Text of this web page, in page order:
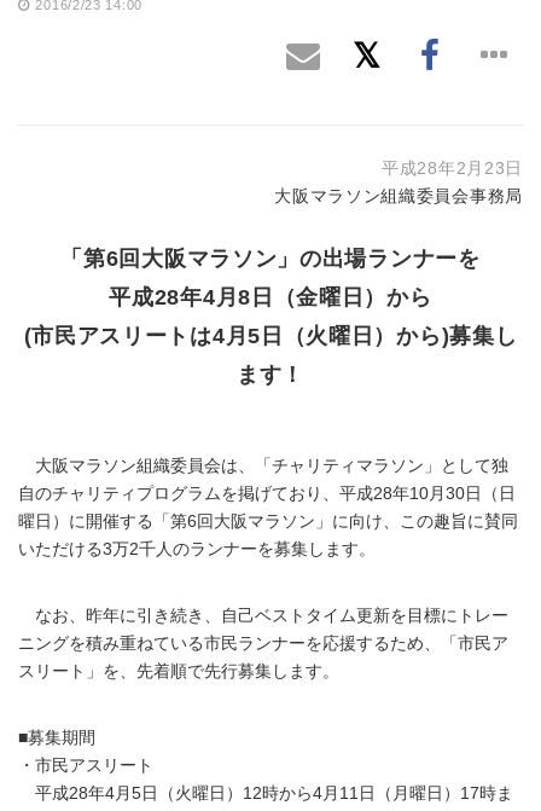
2016/2/23 14:00
平成28年2月23日
大阪マラソン組織委員会事務局
「第6回大阪マラソン」の出場ランナーを
平成28年4月8日（金曜日）から
(市民アスリートは4月5日（火曜日）から)募集し
ます！
大阪マラソン組織委員会は、「チャリティマラソン」として独
自のチャリティプログラムを掲げており、平成28年10月30日（日
曜日）に開催する「第6回大阪マラソン」に向け、この趣旨に賛同
いただける3万2千人のランナーを募集します。
なお、昨年に引き続き、自己ベストタイム更新を目標にトレー
ニングを積み重ねている市民ランナーを応援するため、「市民ア
スリート」を、先着順で先行募集します。
■募集期間
・市民アスリート
平成28年4月5日（火曜日）12時から4月11日（月曜日）17時ま